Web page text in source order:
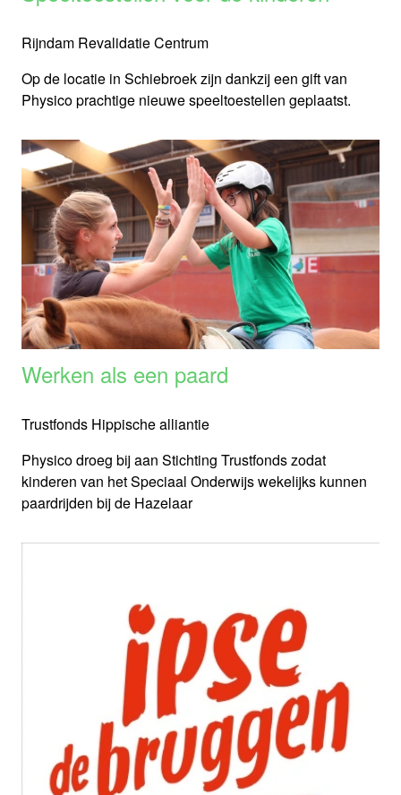
Rijndam Revalidatie Centrum
Op de locatie in Schiebroek zijn dankzij een gift van
Physico prachtige nieuwe speeltoestellen geplaatst.
Werken als een paard
Trustfonds Hippische alliantie
Physico droeg bij aan Stichting Trustfonds zodat
kinderen van het Speciaal Onderwijs wekelijks kunnen
paardrijden bij de Hazelaar